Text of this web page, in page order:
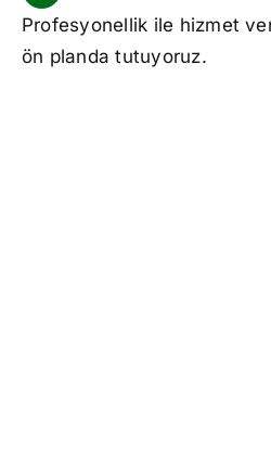
Profesyonellik ile hizmet
ön planda tutuyoruz.